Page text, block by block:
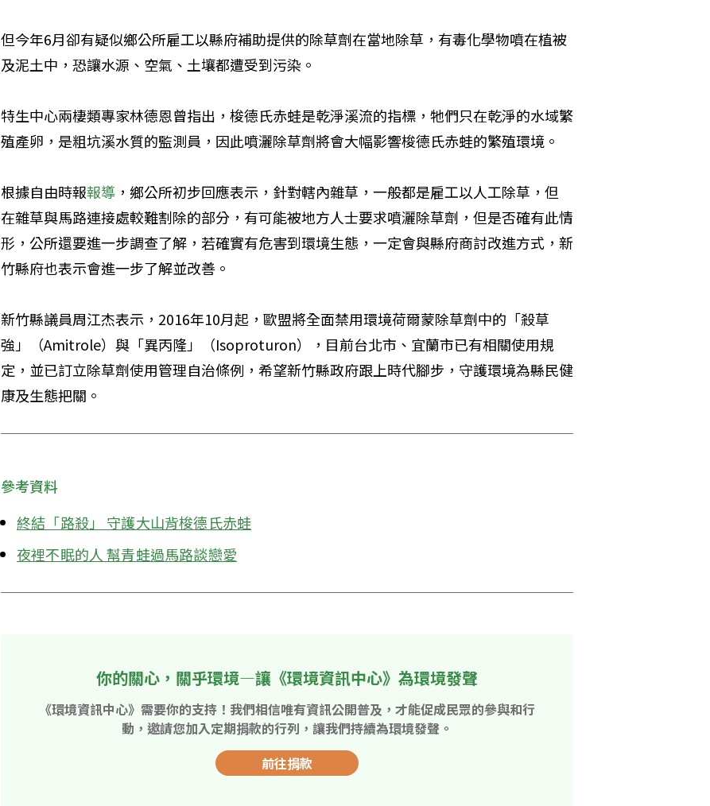
但今年6月卻有疑似鄉公所雇工以縣府補助提供的除草劑在當地除草，有毒化學物噴在植被
及泥土中，恐讓水源、空氣、土壤都遭受到污染。
特生中心兩棲類專家林德恩曾指出，梭德氏赤蛙是乾淨溪流的指標，牠們只在乾淨的水域繁
殖產卵，是粗坑溪水質的監測員，因此噴灑除草劑將會大幅影響梭德氏赤蛙的繁殖環境。
根據自由時報報導 ，鄉公所初步回應表示，針對轄內雜草，一般都是雇工以人工除草，但
在雜草與馬路連接處較難割除的部分，有可能被地方人士要求噴灑除草劑，但是否確有此情
形，公所還要進一步調查了解，若確實有危害到環境生態，一定會與縣府商討改進方式，新
竹縣府也表示會進一步了解並改善。
新竹縣議員周江杰表示，2016年10月起，歐盟將全面禁用環境荷爾蒙除草劑中的「殺草
強」（Amitrole）與「異丙隆」（Isoproturon），目前台北市、宜蘭市已有相關使用規
定，並已訂立除草劑使用管理自治條例，希望新竹縣政府跟上時代腳步，守護環境為縣民健
康及生態把關。
參考資料
終結「路殺」 守護大山背梭德氏赤蛙
夜裡不眠的人 幫青蛙過馬路談戀愛
你的關心，關乎環境—讓《環境資訊中心》為環境發聲
《環境資訊中心》需要你的支持！我們相信唯有資訊公開普及，才能促成民眾的參與和行
動，邀請您加入定期捐款的行列，讓我們持續為環境發聲。
前往捐款